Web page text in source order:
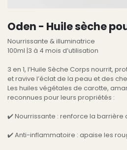
Oden - Huile sèche
Nourrissante & illuminatrice
100ml |3 à 4 mois d’utilisation
3 en 1, l’Huile Sèche Corps nourrit,
et ravive l’éclat de la peau et des
Les huiles végétales de carotte,
reconnues pour leurs propriétés :
✔️ Nourrissante : renforce la barrière
✔️ Anti-inflammatoire : apaise les